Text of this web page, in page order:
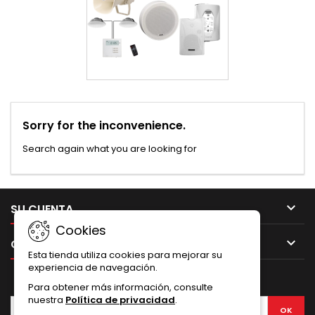
Sorry for the inconvenience.
Search again what you are looking for
SU CUENTA 
CONTACTO 
Cookies
Esta tienda utiliza cookies para mejorar su
experiencia de navegación.
Para obtener más información, consulte
nuestra Política de privacidad.
BOLETÍN